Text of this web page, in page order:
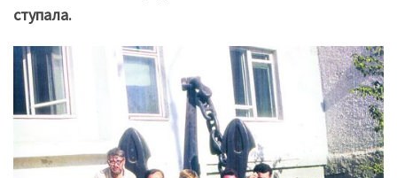
ступала.